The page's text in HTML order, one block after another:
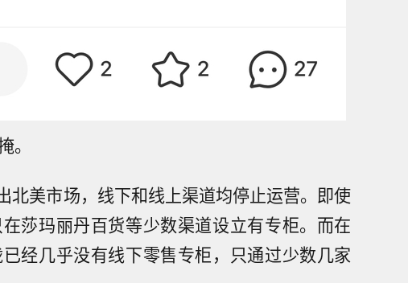
。
北美市场，线下和线上渠道均停止运营。即使
莎玛丽丹百货等少数渠道设立有专柜。而在
经几乎没有线下零售专柜，只通过少数几家